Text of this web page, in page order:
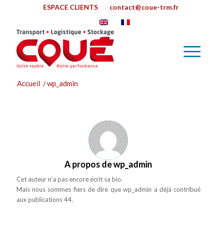
ESPACE CLIENTS contact@coue-trm.fr
Accueil /wp_admin
A propos dewp_admin
Cet auteur n’a pas encore écrit sa bio.
Mais nous sommes fiers de dire quewp_admin a déjà contribué
aux publications 44.